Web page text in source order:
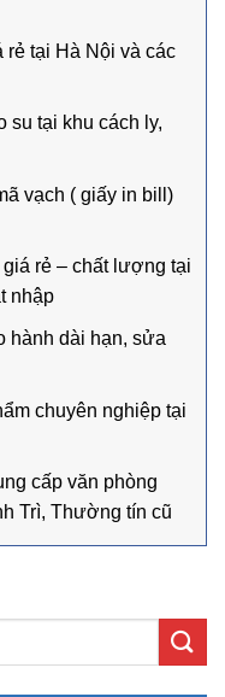
rẻ tại Hà Nội và các
su tại khu cách ly,
vạch ( giấy in bill)
rẻ – chất lượng tại
nhập
hành dài hạn, sửa
chuyên nghiệp tại
cấp văn phòng
Trì, Thường tín cũ